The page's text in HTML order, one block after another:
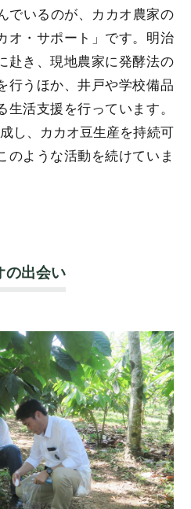
でいるのが、カカオ農家の
オ・サポート」です。明治
赴き、現地農家に発酵法の
行うほか、井戸や学校備品
活支援を行っています。
し、カカオ豆生産を持続可
のような活動を続けていま
の出会い